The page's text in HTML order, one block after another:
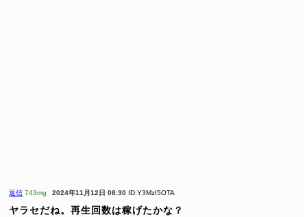
返信 743mg 2024年11月12日 08:30 ID:Y3MzI5OTA
ヤラセだね。再生回数は稼げたかな？